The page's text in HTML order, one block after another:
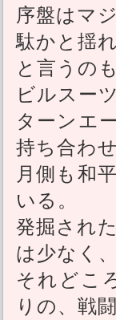
序盤はマ
駄かと揺
と言うの
ビルスー
ターンエ
持ち合わ
月側も和
いる。
発掘され
は少なく、
それどこ
りの、戦